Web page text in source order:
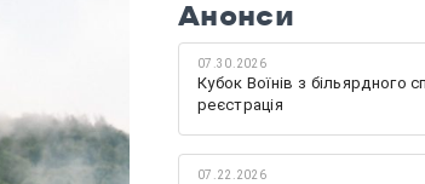
Анонси
07.30.2026
Кубок Воїнів з більярдного
реєстрація
07.22.2026